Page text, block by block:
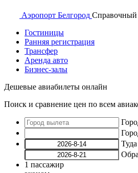
Аэропорт Белгород Справочный
Гостиницы
Ранняя регистрация
Трансфер
Аренда авто
Бизнес-залы
Дешевые авиабилеты онлайн
Поиск и сравнение цен по всем
Туда
1 пассажир